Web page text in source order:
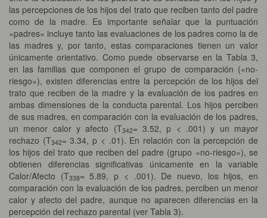
las percepciones de los hijos del trato que reciben tanto del padre
como de la madre. Es importante señalar que la puntuación
«padres» incluye tanto las evaluaciones de los padres como la de
las madres y, por tanto, estas comparaciones tienen un valor
únicamente orientativo. Como puede observarse en la Tabla 3,
en las familias que componen el grupo de comparación («no-
riesgo»), existen diferencias entre la percepción de los hijos del
trato que reciben de la madre y la evaluación de los padres en
ambas dimensiones de la conducta parental. Los hijos perciben
de sus madres, en comparación con la evaluación de los padres,
un menor calor y afecto (T342= 3.52, p < .001) y un mayor
rechazo (T342= 3.34, p < .01). En relación con la percepción de
los hijos del trato que reciben del padre (grupo «no-riesgo»), se
obtienen diferencias significativas únicamente en la variable
Calor/Afecto (T338= 5.89, p < .001). De nuevo, los hijos, en
comparación con la evaluación de los padres, perciben un menor
calor y afecto del padre, aunque no aparecen diferencias en la
percepción del rechazo parental (ver Tabla 3).